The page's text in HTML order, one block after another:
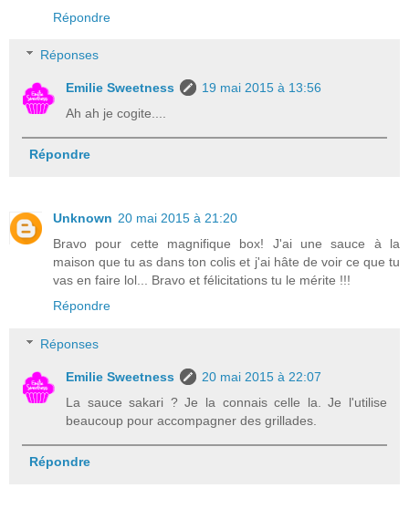
Répondre
Réponses
Emilie Sweetness
19 mai 2015 à 13:56
Ah ah je cogite....
Répondre
Unknown 20 mai 2015 à 21:20
Bravo pour cette magnifique box! J'ai une sauce à la
maison que tu as dans ton colis et j'ai hâte de voir ce que tu
vas en faire lol... Bravo et félicitations tu le mérite !!!
Répondre
Réponses
Emilie Sweetness
20 mai 2015 à 22:07
La sauce sakari ? Je la connais celle la. Je l'utilise
beaucoup pour accompagner des grillades.
Répondre